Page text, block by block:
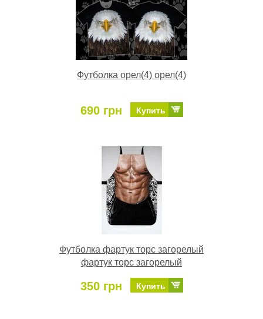
Футболка орел(4) орел(4)
690 грн Купить
Футболка фартук торс загорелый
фартук торс загорелый
350 грн Купить